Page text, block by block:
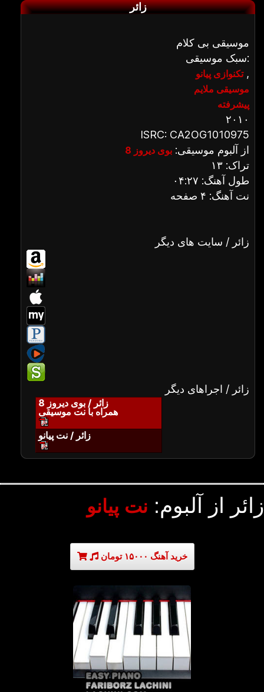
زائر
موسیقی بی کلام
سبک موسیقی:
تکنوازی پیانو,
موسیقی ملایم
پیشرفته
۲۰۱۰
ISRC: CA2OG1010975
از آلبوم موسیقی: بوی دیروز 8
تراک: ۱۳
طول آهنگ: ۰۴:۲۷
نت آهنگ: ۴ صفحه
زائر / سایت های دیگر
زائر / اجراهای دیگر
زائر / بوی دیروز 8
همراه با نت موسیقی
زائر / نت پیانو
زائر از آلبوم: نت پیانو
خرید آهنگ ۱۵۰۰۰ تومان